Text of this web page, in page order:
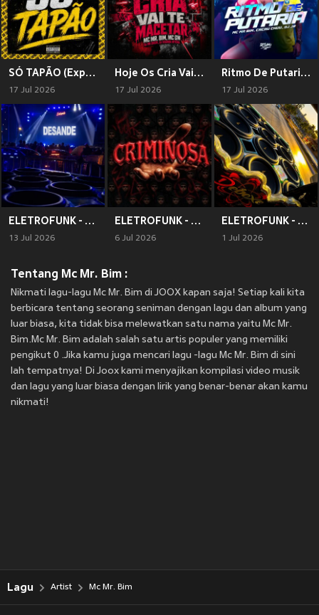
SÓ TAPÃO (Explicit)
17 Jul 2026
Hoje Os Cria Vai Te Macetar (Explicit)
17 Jul 2026
Ritmo De Putaria (Explicit)
17 Jul 2026
ELETROFUNK - LEITADA NA CARA x VOU BOTAR (Explicit)
13 Jul 2026
ELETROFUNK - BUCETINHA CRIMINOSA (Explicit)
6 Jul 2026
ELETROFUNK - CARTÃO DO BRADESCO x VOU PASSAR O CARTÃO (Explicit)
1 Jul 2026
Tentang Mc Mr. Bim :
Nikmati lagu-lagu Mc Mr. Bim di JOOX kapan saja! Setiap kali kita
berbicara tentang seorang seniman dengan lagu dan album yang
luar biasa, kita tidak bisa melewatkan satu nama yaitu Mc Mr.
Bim.Mc Mr. Bim adalah salah satu artis populer yang memiliki
pengikut 0 .Jika kamu juga mencari lagu -lagu Mc Mr. Bim di sini
lah tempatnya! Di Joox kami menyajikan kompilasi video musik
dan lagu yang luar biasa dengan lirik yang benar-benar akan kamu
nikmati!
Lagu Artist Mc Mr. Bim